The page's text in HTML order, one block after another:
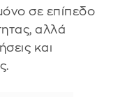
σε επίπεδο
αλλά
και